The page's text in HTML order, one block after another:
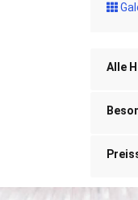
Alle